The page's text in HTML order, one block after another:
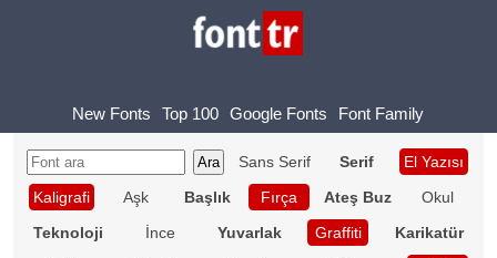
New Fonts Top 100 Google Fonts Font Family
Sans Serif Serif
El Yazısı
Kaligrafi
Aşk Başlık Fırça Ateş Buz
Okul
Teknoloji
İnce Yuvarlak Graffiti
Karikatür